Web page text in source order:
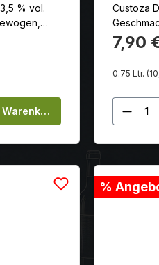
% vol.
perfektem
Gib den
Custoza
bitter, ein
der
Risotto
7,90
0.75 Ltr.
%